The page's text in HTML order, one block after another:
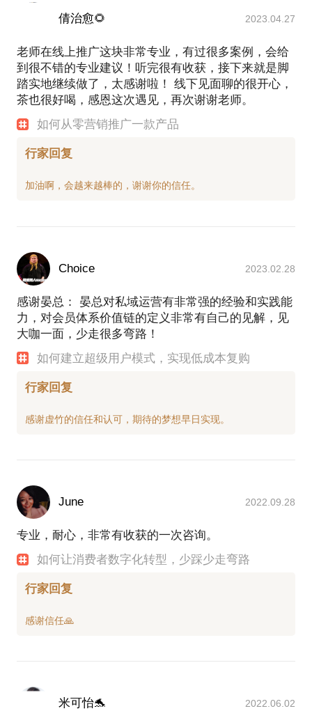
2️⃣ 实战方法论：基于15年甲乙方经验，服务大中小品
3️⃣ 资源对接：如需执行支持，可推荐可靠工具、团队
或服务商。
可线下（杭州）或线上视频交流
倩治愈🌻 2023.04.27
老师在线上推广这块非常专业，有过很多案例，会给
到很不错的专业建议！听完很有收获，接下来就是脚
踏实地继续做了，太感谢啦！ 线下见面聊的很开心，
茶也很好喝，感恩这次遇见，再次谢谢老师。
如何从零营销推广一款产品
行家回复
Choice 2023.02.28
感谢晏总： 晏总对私域运营有非常强的经验和实践能
力，对会员体系价值链的定义非常有自己的见解，见
大咖一面，少走很多弯路！
如何建立超级用户模式，实现低成本复购
行家回复
June 2022.09.28
专业，耐心，非常有收获的一次咨询。
如何让消费者数字化转型，少踩少走弯路
行家回复
米可怡🐬 2022.06.02